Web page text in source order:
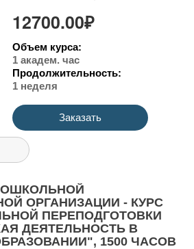
12700.00₽
Объем курса:
1 академ. час
Продолжительность:
1 неделя
Заказать
ОРГАНИЗАЦИИ - КУРС
ПЕРЕПОДГОТОВКИ
ДЕЯТЕЛЬНОСТЬ В
1500 ЧАСОВ